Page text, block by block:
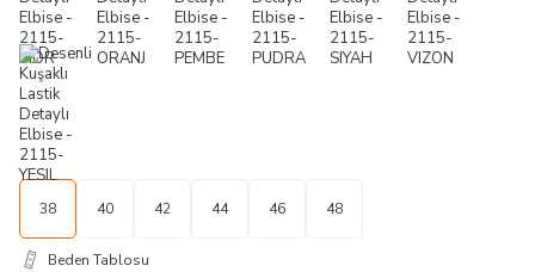
38 40 42 44 46 48
Beden Tablosu